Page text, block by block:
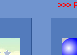
>>>